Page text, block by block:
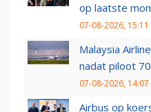
op laatste
07-08-2026, 15:11
Malaysia
nadat piloot
07-08-2026, 14:07
Airbus op